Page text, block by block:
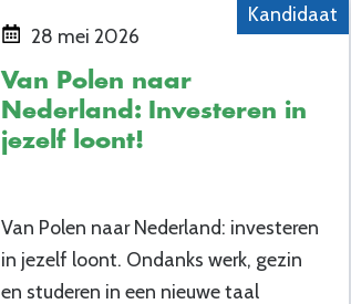
Kandidaat
28 mei 2026
Van Polen naar
Nederland: Investeren in
jezelf loont!
Van Polen naar Nederland: investeren
in jezelf loont. Ondanks werk, gezin
en studeren in een nieuwe taal